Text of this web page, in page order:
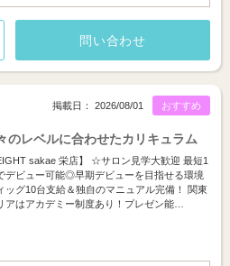
問い合わせ
おすすめ
掲載日： 2026/08/01
のレベルに合わせたカリキュラム
sakae 栄店】 ☆サロン見学大歓迎 最短1
デビュー可能◎早期デビューを目指せる環境
ッグ10台支給＆独自のマニュアル完備！ 関東
アはアカデミー制度あり！プレゼン能…